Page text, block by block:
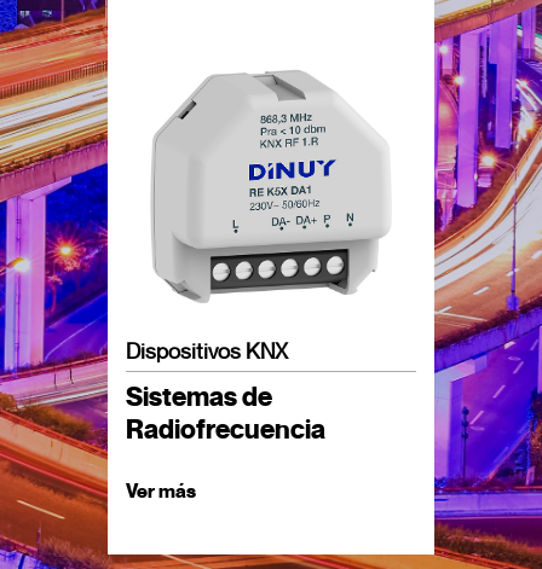
Dispositivos KNX
Sistemas de
Radiofrecuencia
Ver más